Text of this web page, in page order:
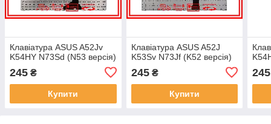
Клавіатура ASUS A52Jv
K54HY N73Sd (N53 версія)
245 ₴
Купити
Клавіатура ASUS A52J
K53Sv N73Jf (K52 версія)
245₴
Купити
245